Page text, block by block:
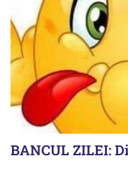
BANCUL ZILEI: